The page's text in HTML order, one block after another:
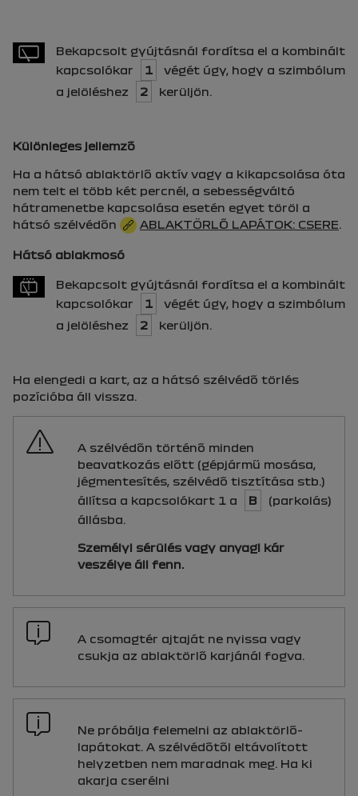
Bekapcsolt gyújtásnál fordítsa el a kombinált
kapcsolókar
1
végét úgy, hogy a szimbólum
a jelöléshez
2 kerüljön.
Különleges jellemző
Ha a hátsó ablaktörlő aktív vagy a kikapcsolása óta
nem telt el több két percnél, a sebességváltó
hátramenetbe kapcsolása esetén egyet töröl a
hátsó szélvédőn
ABLAKTÖRLŐ LAPÁTOK: CSERE
Hátsó ablakmosó
Bekapcsolt gyújtásnál fordítsa el a kombinált
kapcsolókar
1
végét úgy, hogy a szimbólum
a jelöléshez
2 kerüljön.
Ha elengedi a kart, az a hátsó szélvédő törlés
pozícióba áll vissza.
A szélvédőn történő minden
beavatkozás előtt (gépjármű mosása,
jégmentesítés, szélvédő tisztítása stb.)
állítsa a kapcsolókart 1 a
B
(parkolás)
állásba.
Személyi sérülés vagy anyagi kár
veszélye áll fenn.
A csomagtér ajtaját ne nyissa vagy
csukja az ablaktörlő karjánál fogva.
Ne próbálja felemelni az ablaktörlő-
lapátokat. A szélvédőtől eltávolított
helyzetben nem maradnak meg. Ha ki
akarja cserélni